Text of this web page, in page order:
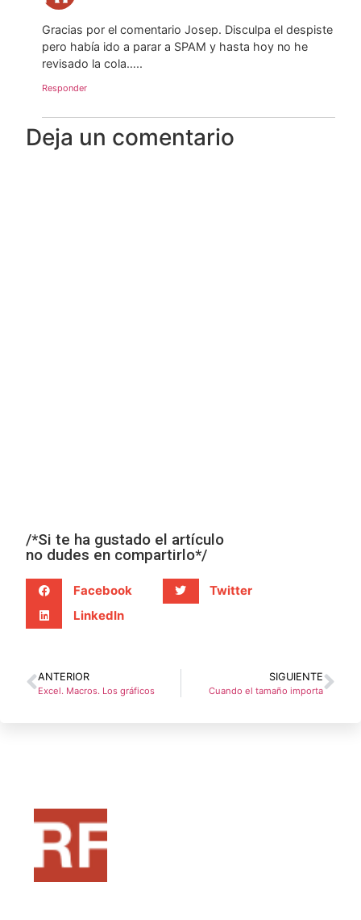
Gracias por el comentario Josep. Disculpa el despiste
pero había ido a parar a SPAM y hasta hoy no he
revisado la cola…..
Responder
Deja un comentario
/*Si te ha gustado el artículo
no dudes en compartirlo*/
Facebook
Twitter
LinkedIn
ANTERIOR
Excel. Macros. Los gráficos
SIGUIENTE
Cuando el tamaño importa